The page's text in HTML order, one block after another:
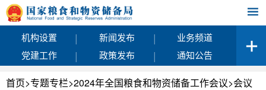
机构设置 | 新闻发布 |
业务频道
党建工作
| 政策发布 | 通知公告
首页>专题专栏>2024年全国粮食和物资储备工作会议>会议